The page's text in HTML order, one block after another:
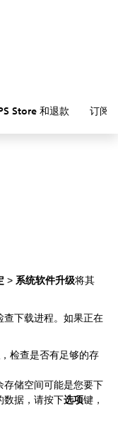
Store 和退款 订阅
> 系统软件升级将其
查下载进程。如果正在
，检查是否有足够的存
存储空间可能是您要下
数据，请按下选项键，